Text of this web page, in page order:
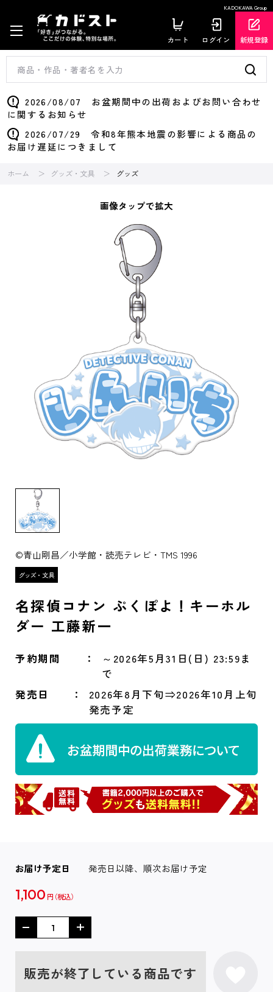
KADOKAWA Group
カート ログイン 新規登録
2026/08/07 お盆期間中の出荷およびお問い合わせ
に関するお知らせ
2026/07/29 令和8年熊本地震の影響による商品の
お届け遅延につきまして
ホーム グッズ・文具 グッズ
画像タップで拡大
©青山剛昌／小学館・読売テレビ・TMS 1996
名探偵コナン ぷくぽよ！キーホル
ダー 工藤新一
予約期間
～2026年5月31日(日) 23:59ま
で
発売日
2026年8月下旬⇒2026年10月上旬
発売予定
お届け予定日 発売日以降、順次お届け予定
1,100 円
販売が終了している商品です